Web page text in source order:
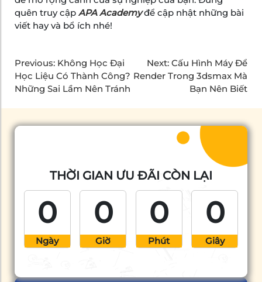
quên truy cập APA Academyđể cập nhật những bài
viết hay và bổ ích nhé!
Previous: Không Học Đại
Học Liệu Có Thành Công?
Những Sai Lầm Nên Tránh
Next: Cấu Hình Máy Để
Render Trong 3dsmax Mà
Bạn Nên Biết
THỜI GIAN ƯU ĐÃI CÒN LẠI
0
Ngày
0
Giờ
0
Phút
0
Giây